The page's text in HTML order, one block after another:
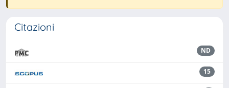
Citazioni
ND
15